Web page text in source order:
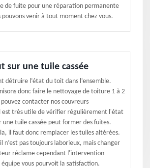
de fuite pour une réparation permanente
pouvons venir à tout moment chez vous.
sur une tuile cassée
détruire l’état du toit dans l’ensemble.
donc faire le nettoyage de toiture 1 à 2
pouvez contacter nos couvreurs
est très utile de vérifier régulièrement l'état
tuile cassée peut former des fuites.
il faut donc remplacer les tuiles altérées.
n’est pas toujours laborieux, mais changer
réclame cependant l'intervention
vous pourvoit la satisfaction.